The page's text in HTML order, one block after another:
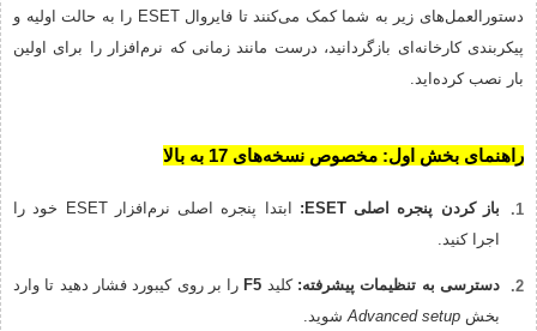
دستورالعمل‌های زیر به شما کمک می‌کنند تا فایروال ESET را به حالت اولیه و
پیکربندی کارخانه‌ای بازگردانید، درست مانند زمانی که نرم‌افزار را برای اولین
بار نصب کرده‌اید.
راهنمای بخش اول: مخصوص نسخه‌های 17 به بالا
باز کردن پنجره اصلی ESET:
ابتدا پنجره اصلی نرم‌افزار ESET خود را
اجرا کنید.
دسترسی به تنظیمات پیشرفته: کلید F5 را بر روی کیبورد فشار دهید تا وارد
بخش Advanced setupشوید.